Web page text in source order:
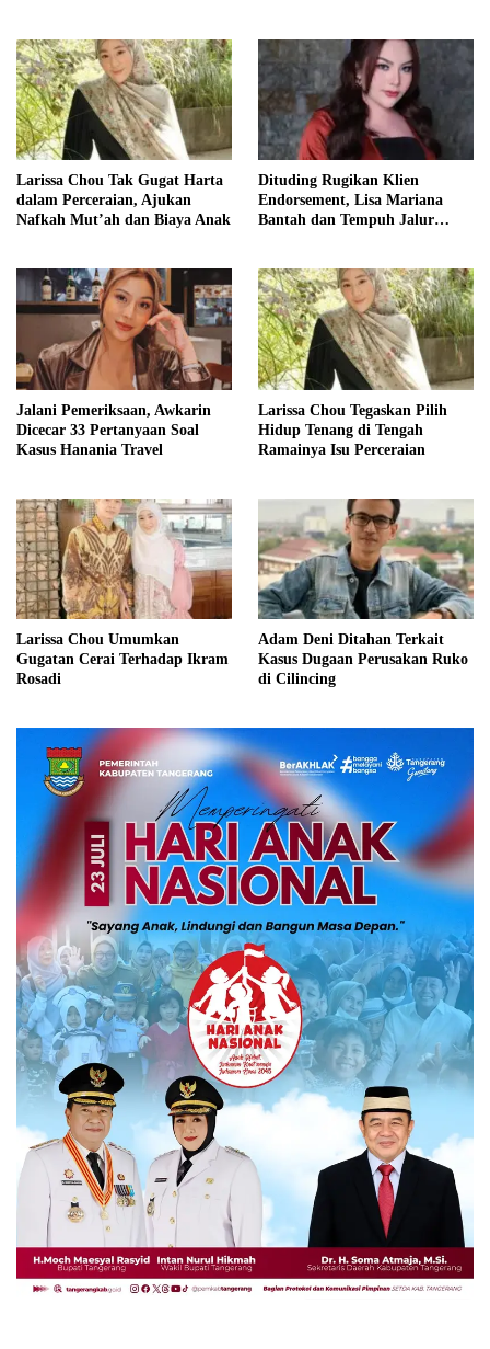
Larissa Chou Tak Gugat Harta
dalam Perceraian, Ajukan
Nafkah Mut’ah dan Biaya Anak
Dituding Rugikan Klien
Endorsement, Lisa Mariana
Bantah dan Tempuh Jalur
Jalani Pemeriksaan, Awkarin
Dicecar 33 Pertanyaan Soal
Kasus Hanania Travel
Larissa Chou Tegaskan Pilih
Hidup Tenang di Tengah
Ramainya Isu Perceraian
Larissa Chou Umumkan
Gugatan Cerai Terhadap Ikram
Rosadi
Adam Deni Ditahan Terkait
Kasus Dugaan Perusakan Ruko
di Cilincing